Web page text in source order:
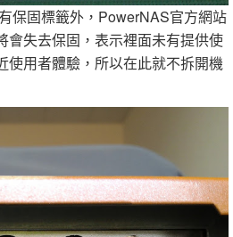
保固標籤外，PowerNAS官方網站
會失去保固，表示裡面未有提供使
使用者體驗，所以在此就不拆開機